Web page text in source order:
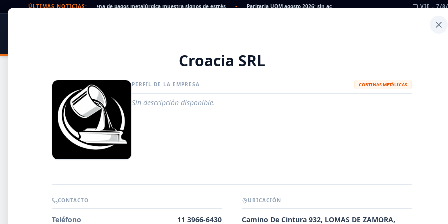
ÚLTIMAS NOTICIAS:
rechazados en alza: la cadena de pagos metalúrgica muestra signos de estrés • Paritaria UOM agosto 2026: sin acuerdo, siguen vigentes los valores de abril •
VIE., 7/
DISTRIBUIDORES METALÚRGICAS FABRICANTES
Croacia SRL
PERFIL DE LA EMPRESA CORTINAS METÁLICAS
Sin descripción disponible.
CONTACTO
Teléfono 11 3966-6430
UBICACIÓN
Camino De Cintura 932, LOMAS DE ZAMORA,